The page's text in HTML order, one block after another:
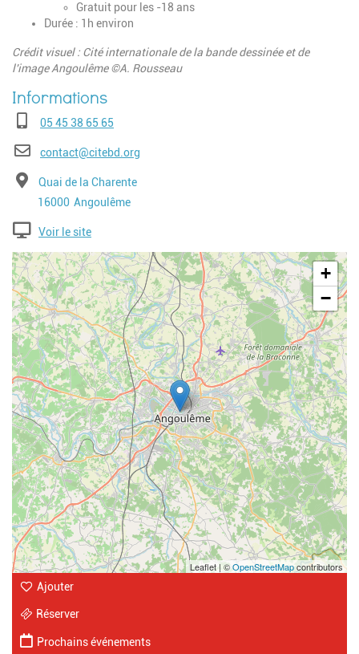
Gratuit pour les -18 ans
Durée : 1h environ
Crédit visuel : Cité internationale de la bande dessinée et de
l'image Angoulême ©A. Rousseau
Téléphone05 45 38 65 65
E-mailcontact@citebd.org
AdresseQuai de la Charente
Code postal
16000 Ville
Angoulême
Voir le site
Geolocalisation
+
−
Leaflet | ©OpenStreetMapcontributors
Ajouter
Réserver
Prochains événements